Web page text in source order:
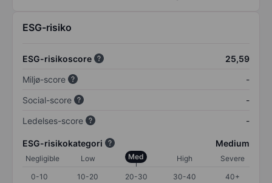
ESG-risiko
ESG-risikoscore
25,59
Miljø-score
-
Social-score
-
Ledelses-score
-
ESG-risikokategori Medium
Negligible Low Med High
Severe
0-10
10-20 20-30 30-40 40+